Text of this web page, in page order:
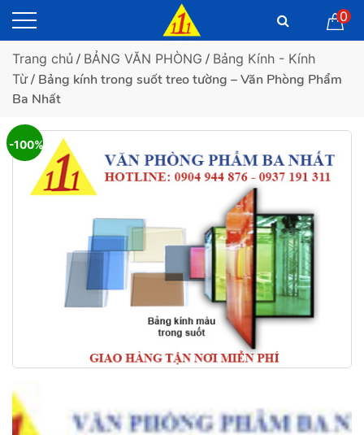
0
Trang chủ / BẢNG VĂN PHÒNG / Bảng Kính - Kính
Từ/ Bảng kính trong suốt treo tường – Văn Phòng Phẩm
Ba Nhất
-100%